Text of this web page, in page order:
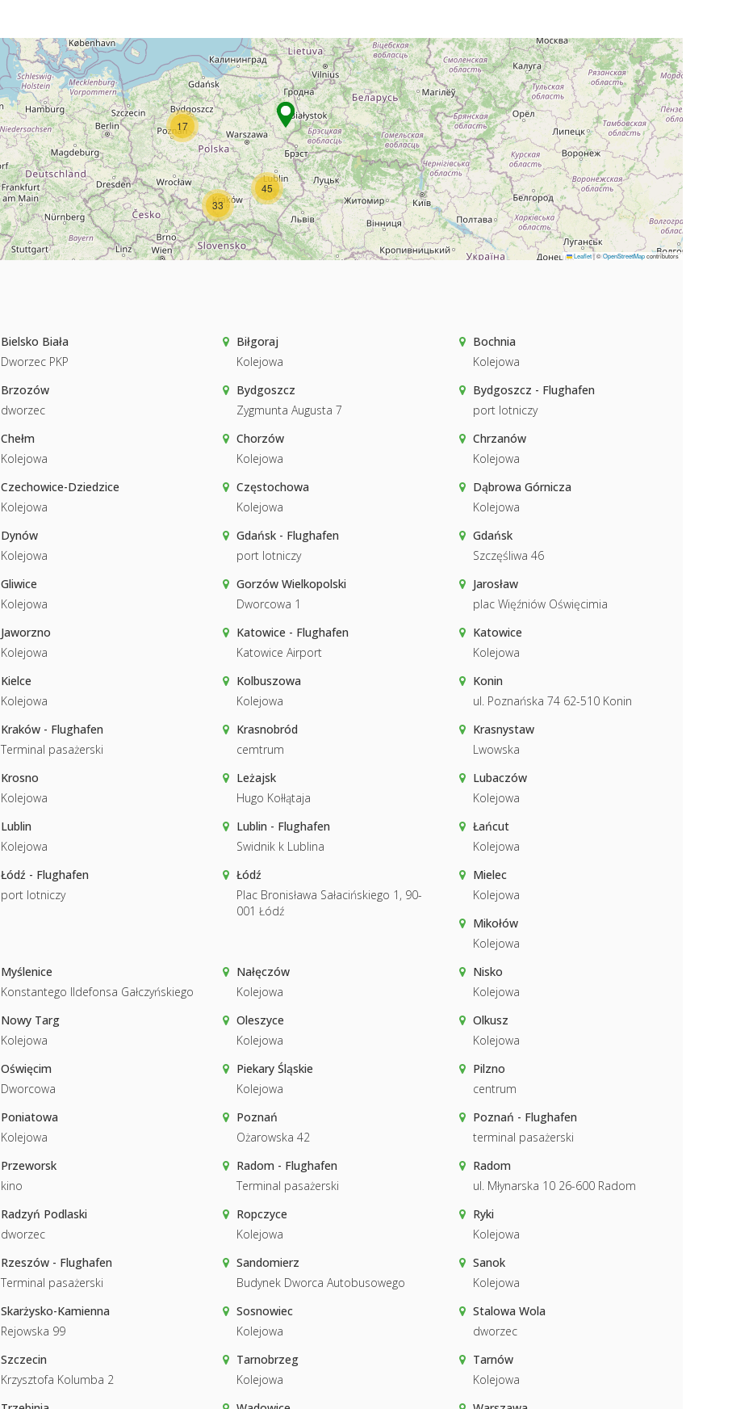
17
45
33
Leaflet|©OpenStreetMapcontributors
Bielsko Biała
Dworzec PKP
Biłgoraj
Kolejowa
Bochnia
Kolejowa
Brzozów
dworzec
Bydgoszcz
Zygmunta Augusta 7
Bydgoszcz - Flughafen
port lotniczy
Chełm
Kolejowa
Chorzów
Kolejowa
Chrzanów
Kolejowa
Czechowice-Dziedzice
Kolejowa
Częstochowa
Kolejowa
Dąbrowa Górnicza
Kolejowa
Dynów
Kolejowa
Gdańsk - Flughafen
port lotniczy
Gdańsk
Szczęśliwa 46
Gliwice
Kolejowa
Gorzów Wielkopolski
Dworcowa 1
Jarosław
plac Więźniów Oświęcimia
Jaworzno
Kolejowa
Katowice - Flughafen
Katowice Airport
Katowice
Kolejowa
Kielce
Kolejowa
Kolbuszowa
Kolejowa
Konin
ul. Poznańska 74 62-510 Konin
Kraków - Flughafen
Terminal pasażerski
Krasnobród
cemtrum
Krasnystaw
Lwowska
Krosno
Kolejowa
Leżajsk
Hugo Kołłątaja
Lubaczów
Kolejowa
Lublin
Kolejowa
Lublin - Flughafen
Swidnik k Lublina
Łańcut
Kolejowa
Łódź - Flughafen
port lotniczy
Łódź
Plac Bronisława Sałacińskiego 1, 90-
001 Łódź
Mielec
Kolejowa
Mikołów
Kolejowa
Myślenice
Konstantego Ildefonsa Gałczyńskiego
Nałęczów
Kolejowa
Nisko
Kolejowa
Nowy Targ
Kolejowa
Oleszyce
Kolejowa
Olkusz
Kolejowa
Oświęcim
Dworcowa
Piekary Śląskie
Kolejowa
Pilzno
centrum
Poniatowa
Kolejowa
Poznań
Ożarowska 42
Poznań - Flughafen
terminal pasażerski
Przeworsk
kino
Radom - Flughafen
Terminal pasażerski
Radom
ul. Młynarska 10 26-600 Radom
Radzyń Podlaski
dworzec
Ropczyce
Kolejowa
Ryki
Kolejowa
Rzeszów - Flughafen
Terminal pasażerski
Sandomierz
Budynek Dworca Autobusowego
Sanok
Kolejowa
Skarżysko-Kamienna
Rejowska 99
Sosnowiec
Kolejowa
Stalowa Wola
dworzec
Szczecin
Krzysztofa Kolumba 2
Tarnobrzeg
Kolejowa
Tarnów
Kolejowa